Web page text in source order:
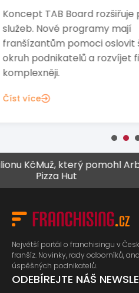
Místo masového
na ruční výrobu a
Real Pizza
pro budování
Číst více
Muž, který pomohl Arby’s,
Pizza Hut
Největší portál o franchisingu v
franšíz. Novinky, rady odborníků,
úspěšných podnikatelů.
ODEBÍREJTE NÁŠ